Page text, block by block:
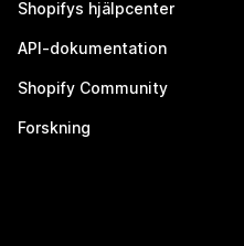
Shopifys hjälpcenter
API-dokumentation
Shopify Community
Forskning